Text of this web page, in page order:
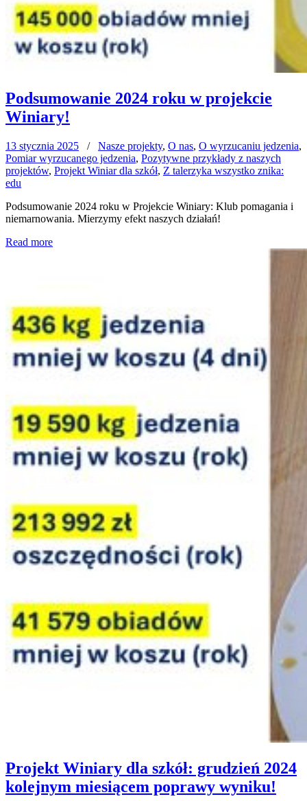
Podsumowanie 2024 roku w projekcie
Winiary!
13 stycznia 2025 / Nasze projekty, O nas, O wyrzucaniu jedzenia,
Pomiar wyrzucanego jedzenia, Pozytywne przykłady z naszych
projektów, Projekt Winiar dla szkół, Z talerzyka wszystko znika:
edu
Podsumowanie 2024 roku w Projekcie Winiary: Klub pomagania i
niemarnowania. Mierzymy efekt naszych działań!
Read more
Projekt Winiary dla szkół: grudzień 2024
kolejnym miesiącem poprawy wyniku!